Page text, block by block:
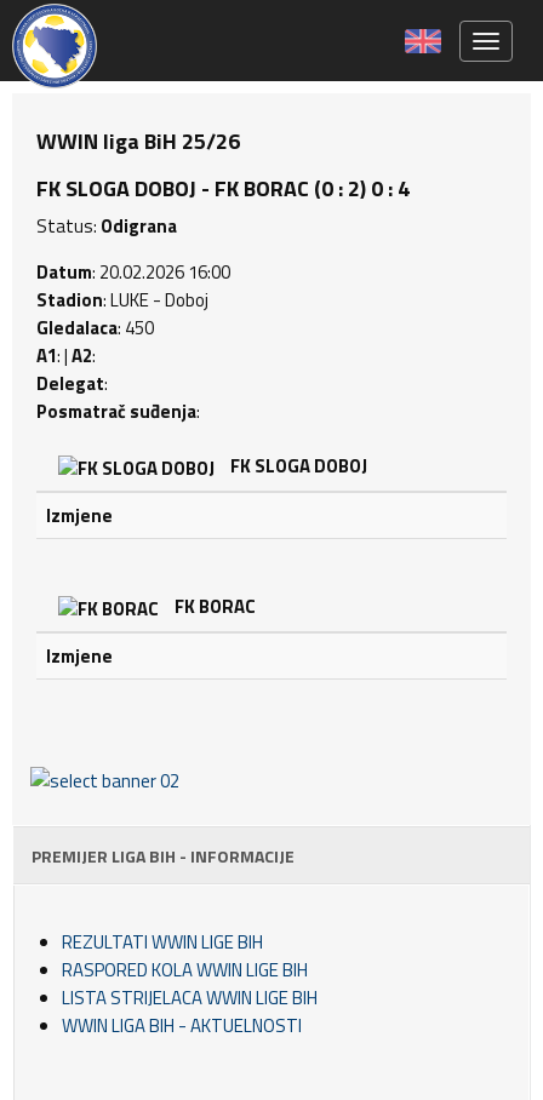
WWIN liga BiH 25/26
FK SLOGA DOBOJ - FK BORAC (0 : 2) 0 : 4
Status: Odigrana
Datum: 20.02.2026 16:00
Stadion: LUKE - Doboj
Gledalaca: 450
A1: |A2:
Delegat:
Posmatrač suđenja:
FK SLOGA DOBOJ
Izmjene
FK BORAC
Izmjene
PREMIJER LIGA BIH - INFORMACIJE
REZULTATI WWIN LIGE BIH
RASPORED KOLA WWIN LIGE BIH
LISTA STRIJELACA WWIN LIGE BIH
WWIN LIGA BIH - AKTUELNOSTI